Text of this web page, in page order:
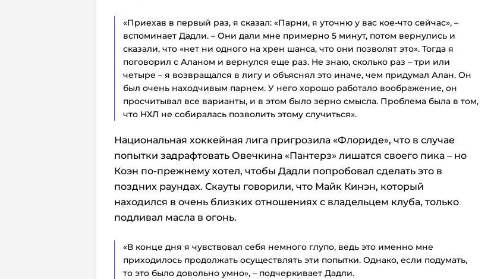
«Приехав в первый раз, я сказал: «Парни, я уточню у вас кое-что сейчас», –
вспоминает Дадли. – Они дали мне примерно 5 минут, потом вернулись и
сказали, что «нет ни одного на хрен шанса, что они позволят это». Тогда я
поговорил с Аланом и вернулся еще раз. Не знаю, сколько раз – три или
четыре – я возвращался в лигу и объяснял это иначе, чем придумал Алан. Он
был очень находчивым парнем. У него хорошо работало воображение, он
просчитывал все варианты, и в этом было зерно смысла. Проблема была в том,
что НХЛ не собиралась позволить этому случиться».
Национальная хоккейная лига пригрозила «Флориде», что в случае
попытки задрафтовать Овечкина «Пантерз» лишатся своего пика – но
Коэн по-прежнему хотел, чтобы Дадли попробовал сделать это в
поздних раундах. Скауты говорили, что Майк Кинэн, который
находился в очень близких отношениях с владельцем клуба, только
подливал масла в огонь.
«В конце дня я чувствовал себя немного глупо, ведь это именно мне
приходилось продолжать осуществлять эти попытки. Однако, если подумать,
то это было довольно умно», – подчеркивает Дадли.